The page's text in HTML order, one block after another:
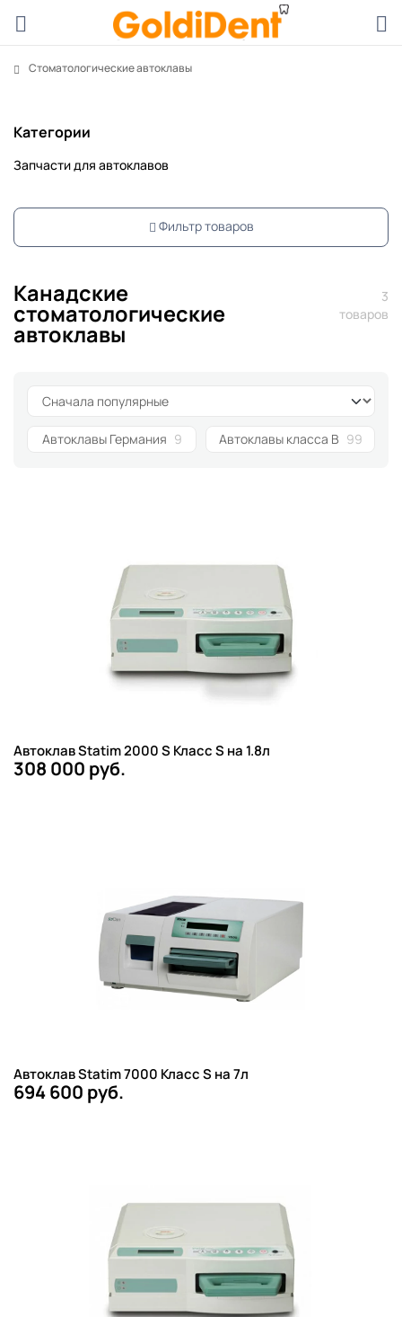
Стоматологические автоклавы
Категории
Запчасти для автоклавов
Фильтр товаров
Канадские
стоматологические
автоклавы
3
товаров
Автоклавы Германия 9 Автоклавы класса B 99
Автоклав Statim 2000 S Класс S на 1.8л
308 000 руб.
Автоклав Statim 7000 Класс S на 7л
694 600 руб.